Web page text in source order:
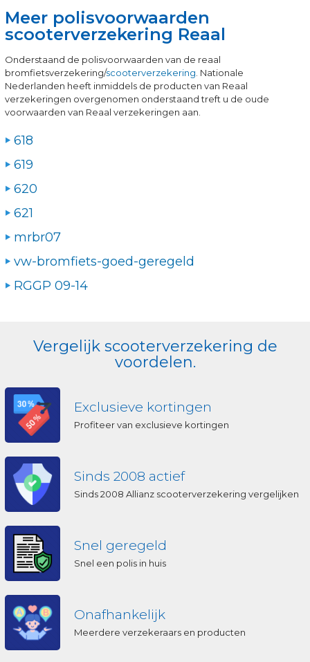
Meer polisvoorwaarden
scooterverzekering Reaal
Onderstaand de polisvoorwaarden van de reaal
bromfietsverzekering/scooterverzekering . Nationale
Nederlanden heeft inmiddels de producten van Reaal
verzekeringen overgenomen onderstaand treft u de oude
voorwaarden van Reaal verzekeringen aan.
618
619
620
621
mrbr07
vw-bromfiets-goed-geregeld
RGGP 09-14
Vergelijk scooterverzekering de
voordelen.
Exclusieve kortingen
Profiteer van exclusieve kortingen
Sinds 2008 actief
Sinds 2008 Allianz scooterverzekering vergelijken
Snel geregeld
Snel een polis in huis
Onafhankelijk
Meerdere verzekeraars en producten